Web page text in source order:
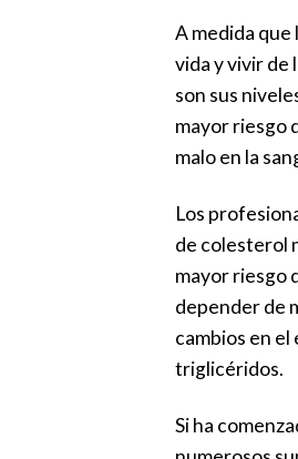
A medida
vida y vivir de
son sus
mayor riesgo
malo en la
Los
de colesterol
mayor riesgo
depender de
cambios en
triglicéridos.
Si ha